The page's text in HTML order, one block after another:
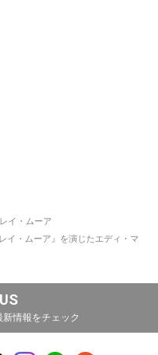
イ・ムーア
イ・ムーア』を演じたエディ・マ
新情報をチェック